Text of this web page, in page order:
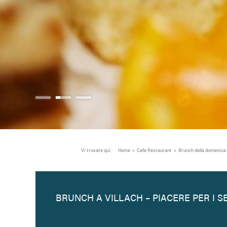
Vi trovate qui: Home > Cafe Restaurant > Brunch della domenica
BRUNCH A VILLACH – PIACERE PER I